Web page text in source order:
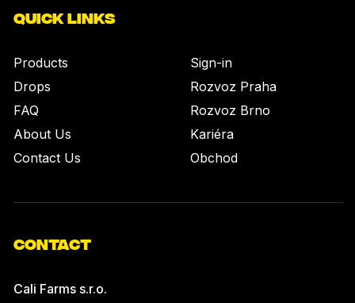
QUICK LINKS
Products
Drops
FAQ
About Us
Contact Us
Sign-in
Rozvoz Praha
Rozvoz Brno
Kariéra
Obchod
CONTACT
Cali Farms s.r.o.